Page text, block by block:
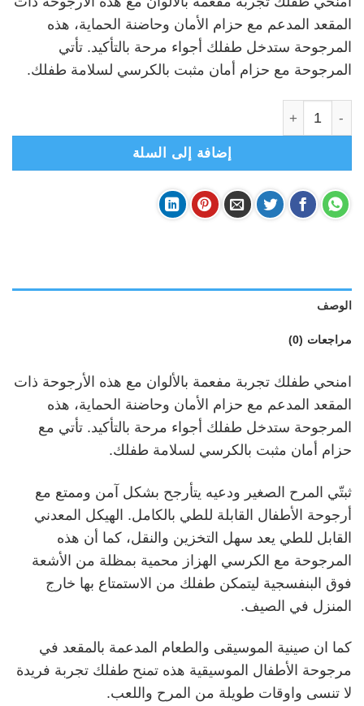
هو:
₪250.00.
هو:
₪179.00.
المقعد المدعم مع حزام الأمان وحاضنة الحماية، هذه
المرجوحة ستدخل طفلك أجواء مرحة بالتأكيد. تأتي
المرجوحة مع حزام أمان مثبت بالكرسي لسلامة طفلك.
إضافة إلى السلة
الوصف
مراجعات (0)
امنحي طفلك تجربة مفعمة بالألوان مع هذه الأرجوحة ذات
المقعد المدعم مع حزام الأمان وحاضنة الحماية، هذه
المرجوحة ستدخل طفلك أجواء مرحة بالتأكيد. تأتي مع
حزام أمان مثبت بالكرسي لسلامة طفلك.
ثبتّي المرح الصغير ودعيه يتأرجح بشكل آمن وممتع مع
أرجوحة الأطفال القابلة للطي بالكامل. الهيكل المعدني
القابل للطي يعد سهل التخزين والنقل، كما أن هذه
المرجوحة مع الكرسي الهزاز محمية بمظلة من الأشعة
فوق البنفسجية ليتمكن طفلك من الاستمتاع بها خارج
المنزل في الصيف.
كما ان صينية الموسيقى والطعام المدعمة بالمقعد في
مرجوحة الأطفال الموسيقية هذه تمنح طفلك تجربة فريدة
لا تنسى واوقات طويلة من المرح واللعب.